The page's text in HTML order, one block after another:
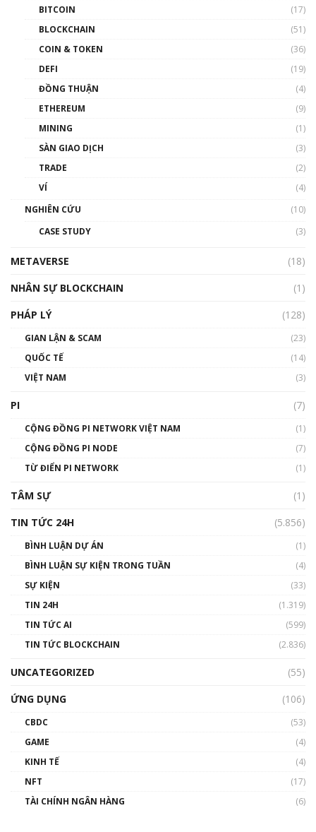
BITCOIN
(17)
BLOCKCHAIN
(51)
COIN & TOKEN
(36)
DEFI
(19)
ĐỒNG THUẬN
(4)
ETHEREUM
(9)
MINING
(1)
SÀN GIAO DỊCH
(3)
TRADE
(2)
VÍ
(4)
NGHIÊN CỨU
(10)
CASE STUDY
(3)
METAVERSE
(18)
NHÂN SỰ BLOCKCHAIN
(1)
PHÁP LÝ
(128)
GIAN LẬN & SCAM
(23)
QUỐC TẾ
(14)
VIỆT NAM
(3)
PI (7)
CỘNG ĐỒNG PI NETWORK VIỆT NAM
(1)
CỘNG ĐỒNG PI NODE
(7)
TỪ ĐIỂN PI NETWORK
(1)
TÂM SỰ
(1)
TIN TỨC 24H
(5.856)
BÌNH LUẬN DỰ ÁN
(1)
BÌNH LUẬN SỰ KIỆN TRONG TUẦN
(4)
SỰ KIỆN
(33)
TIN 24H
(1.319)
TIN TỨC AI
(599)
TIN TỨC BLOCKCHAIN
(2.836)
UNCATEGORIZED
(55)
ỨNG DỤNG
(106)
CBDC
(53)
GAME
(4)
KINH TẾ
(4)
NFT
(17)
TÀI CHÍNH NGÂN HÀNG
(6)